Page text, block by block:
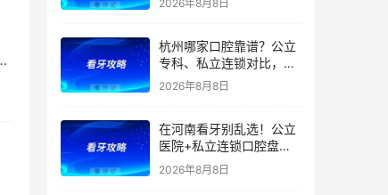
医、中山医院在内，公立
全曝光
2026年8月8日
杭州哪家口腔靠谱？公立
专科、私立连锁对比，医
院优势、特色、擅长全都
种牙、矫正最新价格
2026年8月8日
在河南看牙别乱选！公立
医院+私立连锁口腔盘
点，医院优势、擅长项目
一文全讲清！种植牙、矫
2026年8月8日